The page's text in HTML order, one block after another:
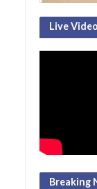
Live
Breaking